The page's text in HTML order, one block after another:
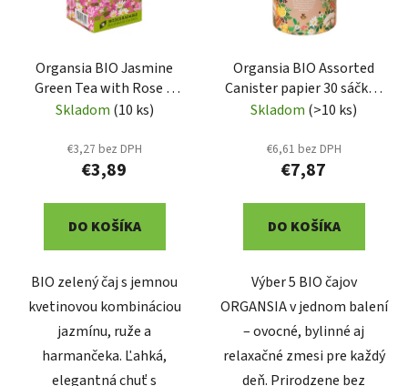
Organsia BIO Jasmine
Green Tea with Rose &
Chamomile 18x1,5 (3009)
Skladom (10 ks)
€3,27 bez DPH
€3,89
DO KOŠÍKA
BIO zelený čaj s jemnou
kvetinovou kombináciou
jazmínu, ruže a
harmančeka. Ľahká,
elegantná chuť s
Organsia BIO Assorted
Canister papier 30 sáčkov
(3050)
Skladom (>10 ks)
€6,61 bez DPH
€7,87
DO KOŠÍKA
Výber 5 BIO čajov
ORGANSIA v jednom balení
– ovocné, bylinné aj
relaxačné zmesi pre každý
deň. Prirodzene bez